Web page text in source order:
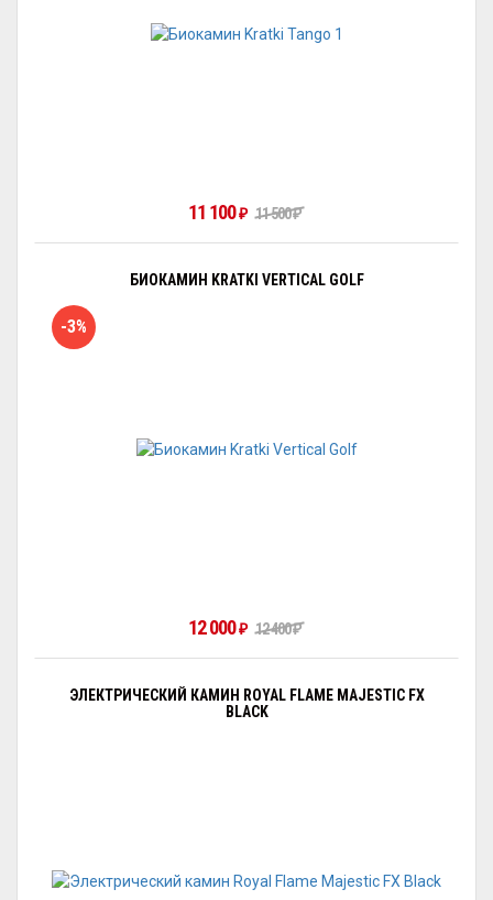
11 100₽ 11 500₽
БИОКАМИН KRATKI VERTICAL GOLF
-3%
12 000₽ 12 400₽
ЭЛЕКТРИЧЕСКИЙ КАМИН ROYAL FLAME MAJESTIC FX
BLACK